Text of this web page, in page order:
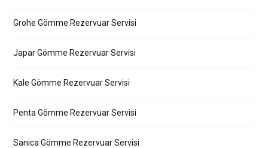
Grohe Gömme Rezervuar Servisi
Japar Gömme Rezervuar Servisi
Kale Gömme Rezervuar Servisi
Penta Gömme Rezervuar Servisi
Sanica Gömme Rezervuar Servisi